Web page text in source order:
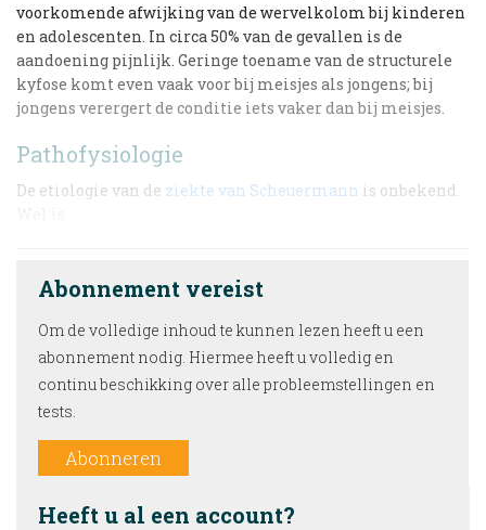
voorkomende afwijking van de wervelkolom bij kinderen
en adolescenten. In circa 50% van de gevallen is de
aandoening pijnlijk. Geringe toename van de structurele
kyfose komt even vaak voor bij meisjes als jongens; bij
jongens verergert de conditie iets vaker dan bij meisjes.
Pathofysiologie
De etiologie van de ziekte van Scheuermann is onbekend.
Abonnement vereist
Om de volledige inhoud te kunnen lezen heeft u een
abonnement nodig. Hiermee heeft u volledig en
continu beschikking over alle probleemstellingen en
tests.
Abonneren
Heeft u al een account?